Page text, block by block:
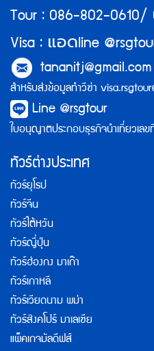
Tour : 086-802-0610/
Visa : แอดline
tananitj@gmail.com
สำหรับส่งข้อมูลทำวีซ่า
Line @rsgtour
ใบอนุญาตประกอบธุรกิจนำเที่ยวเลข
ทัวร์ต่างประเทศ
ทัวร์ยุโรป
ทัวร์จีน
ทัวร์ไต้หวัน
ทัวร์ญี่ปุ่น
ทัวร์ฮ่องกง มาเก๊า
ทัวร์เกาหลี
ทัวร์เวียดนาม พม่า
ทัวร์สิงคโปร์ มาเลเซีย
แพ็คเกจมัลดีฟส์